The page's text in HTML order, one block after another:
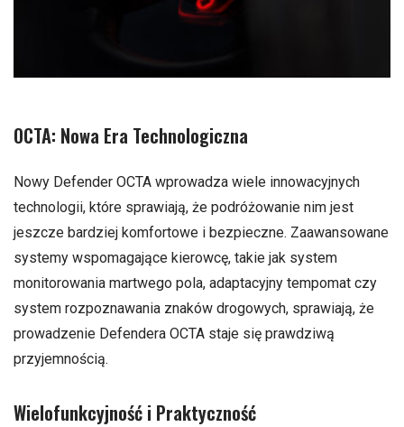
OCTA: Nowa Era Technologiczna
Nowy Defender OCTA wprowadza wiele innowacyjnych
technologii, które sprawiają, że podróżowanie nim jest
jeszcze bardziej komfortowe i bezpieczne. Zaawansowane
systemy wspomagające kierowcę, takie jak system
monitorowania martwego pola, adaptacyjny tempomat czy
system rozpoznawania znaków drogowych, sprawiają, że
prowadzenie Defendera OCTA staje się prawdziwą
przyjemnością.
Wielofunkcyjność i Praktyczność